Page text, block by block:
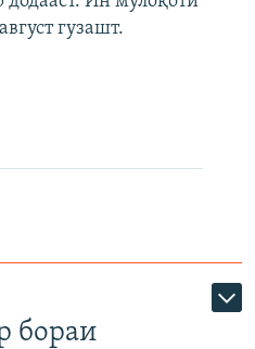
гузашт.
бораи